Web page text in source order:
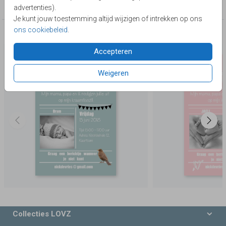
advertenties).
Je kunt jouw toestemming altijd wijzigen of intrekken op ons
ons cookiebeleid
Accepteren
Weigeren
kraamborrelkaartjes
Deze producten zijn wellicht ook iets voor je
Collecties LOVZ